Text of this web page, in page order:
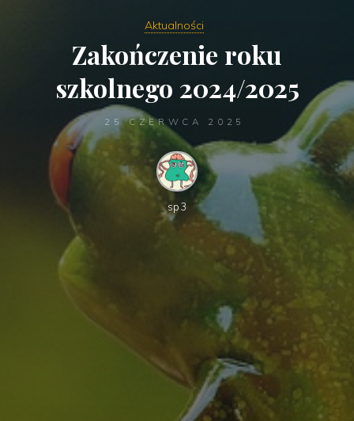
Aktualności
Zakończenie roku
szkolnego 2024/2025
25 CZERWCA 2025
sp3